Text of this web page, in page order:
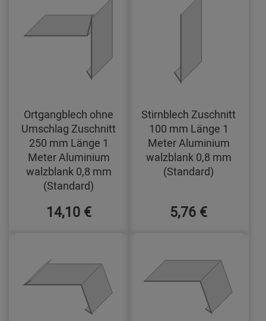
Ortgangblech ohne
Umschlag Zuschnitt
250 mm Länge 1
Meter Aluminium
walzblank 0,8 mm
(Standard)
14,10 €
Stirnblech Zuschnitt
100 mm Länge 1
Meter Aluminium
walzblank 0,8 mm
(Standard)
5,76 €